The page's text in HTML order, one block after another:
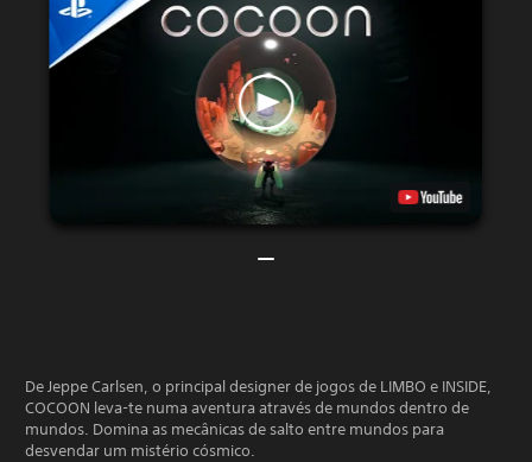
De Jeppe Carlsen, o principal designer de jogos de LIMBO e INSIDE,
COCOON leva-te numa aventura através de mundos dentro de
mundos. Domina as mecânicas de salto entre mundos para
desvendar um mistério cósmico.